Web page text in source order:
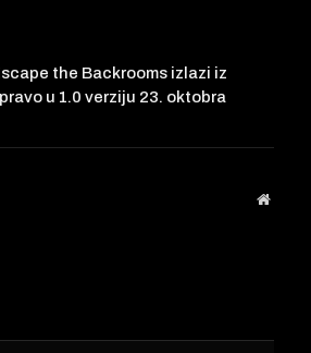
the Backrooms izlazi iz
u 1.0 verziju 23. oktobra
Website